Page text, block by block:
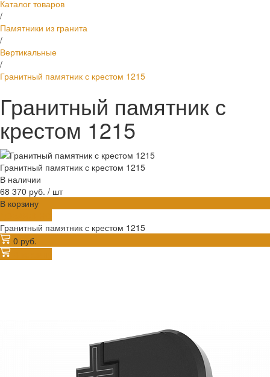
Каталог товаров
/
Памятники из гранита
/
Вертикальные
/
Гранитный памятник с крестом 1215
Гранитный памятник с
крестом 1215
Гранитный памятник с крестом 1215
В наличии
68 370 руб. / шт
В корзину
Гранитный памятник с крестом 1215
0 руб.